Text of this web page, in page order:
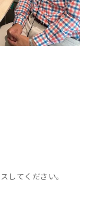
してください。